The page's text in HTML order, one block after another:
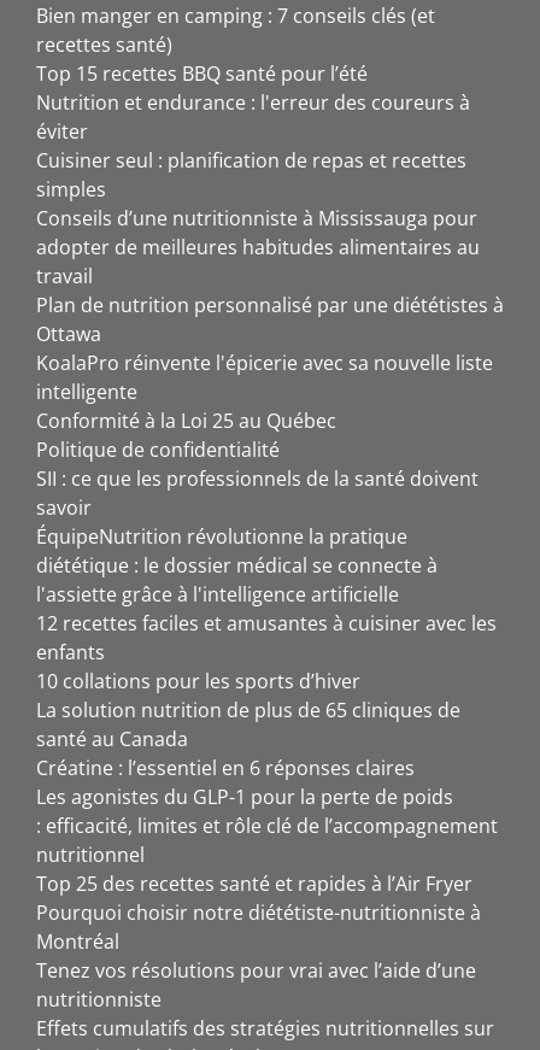
Bien manger en camping : 7 conseils clés (et
recettes santé)
Top 15 recettes BBQ santé pour l’été
Nutrition et endurance : l'erreur des coureurs à
éviter
Cuisiner seul : planification de repas et recettes
simples
Conseils d’une nutritionniste à Mississauga pour
adopter de meilleures habitudes alimentaires au
travail
Plan de nutrition personnalisé par une diététistes à
Ottawa
KoalaPro réinvente l'épicerie avec sa nouvelle liste
intelligente
Conformité à la Loi 25 au Québec
Politique de confidentialité
SII : ce que les professionnels de la santé doivent
savoir
ÉquipeNutrition révolutionne la pratique
diététique : le dossier médical se connecte à
l'assiette grâce à l'intelligence artificielle
12 recettes faciles et amusantes à cuisiner avec les
enfants
10 collations pour les sports d’hiver
La solution nutrition de plus de 65 cliniques de
santé au Canada
Créatine : l’essentiel en 6 réponses claires
Les agonistes du GLP-1 pour la perte de poids
: efficacité, limites et rôle clé de l’accompagnement
nutritionnel
Top 25 des recettes santé et rapides à l’Air Fryer
Pourquoi choisir notre diététiste-nutritionniste à
Montréal
Tenez vos résolutions pour vrai avec l’aide d’une
nutritionniste
Effets cumulatifs des stratégies nutritionnelles sur